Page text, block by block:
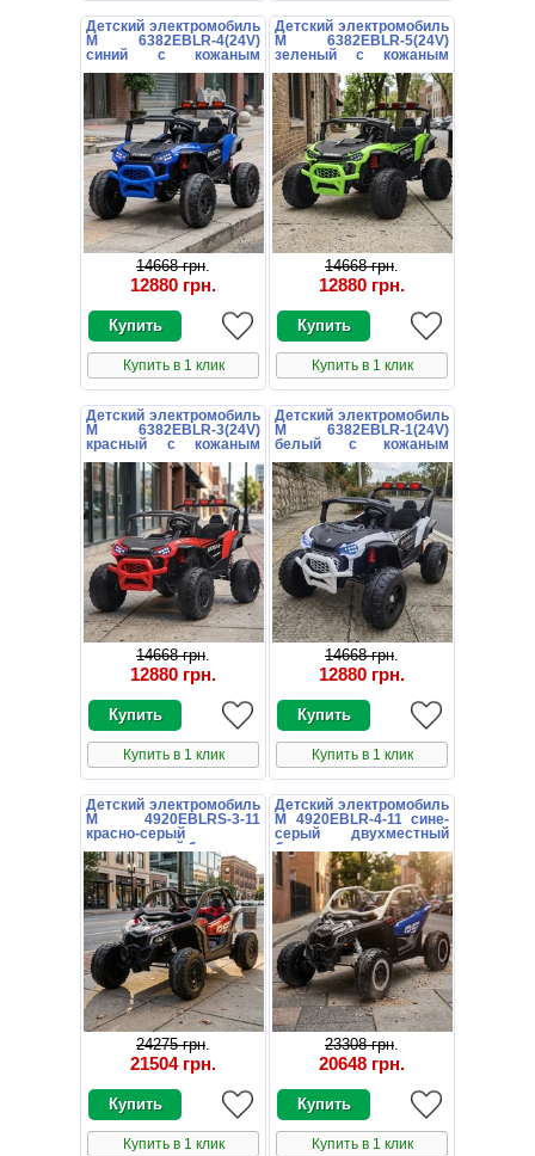
Детский электромобиль
M 6382EBLR-4(24V)
синий с кожаным
сиденьем
14668 грн.
12880 грн.
Купить в 1 клик
Детский электромобиль
M 6382EBLR-5(24V)
зеленый с кожаным
сиденьем
14668 грн.
12880 грн.
Купить в 1 клик
Детский электромобиль
M 6382EBLR-3(24V)
красный с кожаным
сиденьем
14668 грн.
12880 грн.
Купить в 1 клик
Детский электромобиль
M 6382EBLR-1(24V)
белый с кожаным
сиденьем
14668 грн.
12880 грн.
Купить в 1 клик
Детский электромобиль
M 4920EBLRS-3-11
красно-серый
двухместный багги
24275 грн.
21504 грн.
Купить в 1 клик
Детский электромобиль
M 4920EBLR-4-11 сине-
серый двухместный
багги
23308 грн.
20648 грн.
Купить в 1 клик